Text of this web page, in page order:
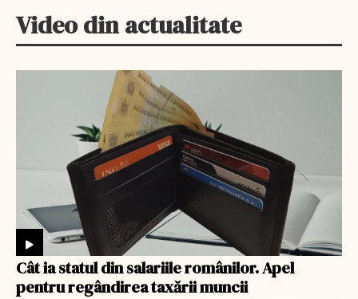
Video din actualitate
Cât ia statul din salariile românilor. Apel
pentru regândirea taxării muncii